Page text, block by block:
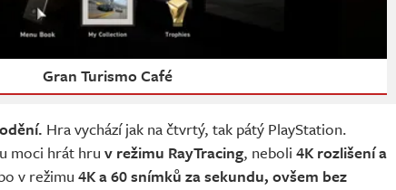
Gran Turismo Café
Hra vychází jak na čtvrtý, tak pátý PlayStation.
moci hrát hru v režimu RayTracing, neboli 4K rozlišení a
v režimu4K a 60 snímků za sekundu, ovšem bez